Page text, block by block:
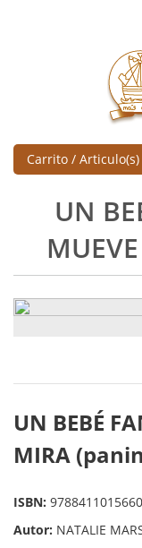
Carrito / Articulo(s)
UN
UN BEBÉ
MIRA
ISBN: 9788411015660
Autor: NATALIE